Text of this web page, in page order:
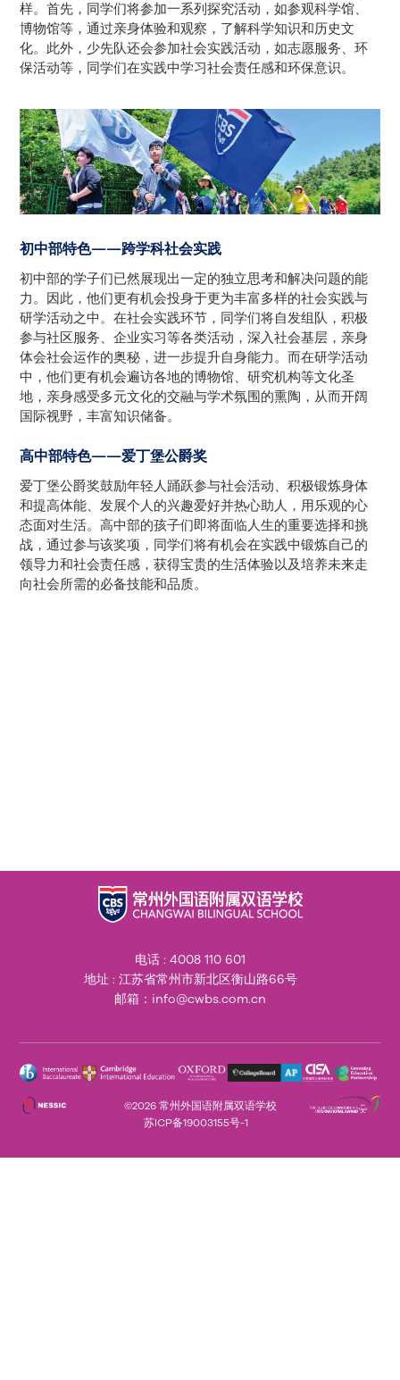
样。首先，同学们将参加一系列探究活动，如参观科学馆、
博物馆等，通过亲身体验和观察，了解科学知识和历史文
化。此外，少先队还会参加社会实践活动，如志愿服务、环
保活动等，同学们在实践中学习社会责任感和环保意识。
初中部特色——跨学科社会实践
初中部的学子们已然展现出一定的独立思考和解决问题的能
力。因此，他们更有机会投身于更为丰富多样的社会实践与
研学活动之中。在社会实践环节，同学们将自发组队，积极
参与社区服务、企业实习等各类活动，深入社会基层，亲身
体会社会运作的奥秘，进一步提升自身能力。而在研学活动
中，他们更有机会遍访各地的博物馆、研究机构等文化圣
地，亲身感受多元文化的交融与学术氛围的熏陶，从而开阔
国际视野，丰富知识储备。
高中部特色——爱丁堡公爵奖
爱丁堡公爵奖鼓励年轻人踊跃参与社会活动、积极锻炼身体
和提高体能、发展个人的兴趣爱好并热心助人，用乐观的心
态面对生活。高中部的孩子们即将面临人生的重要选择和挑
战，通过参与该奖项，同学们将有机会在实践中锻炼自己的
领导力和社会责任感，获得宝贵的生活体验以及培养未来走
向社会所需的必备技能和品质。
电话 : 4008 110 601
地址 : 江苏省常州市新北区衡山路66号
邮箱：info@cwbs.com.cn
©2026 常州外国语附属双语学校
苏ICP备19003155号-1